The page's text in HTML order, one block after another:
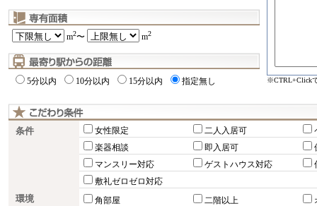
m2〜 m2
5分以内 10分以内 15分以内 指定無し ※CTRL+Click
条件 女性限定 二人入居可
楽器相談
即入居可
マンスリー対応
ゲストハウス対応
敷礼ゼロゼロ対応
環境 角部屋 二階以上